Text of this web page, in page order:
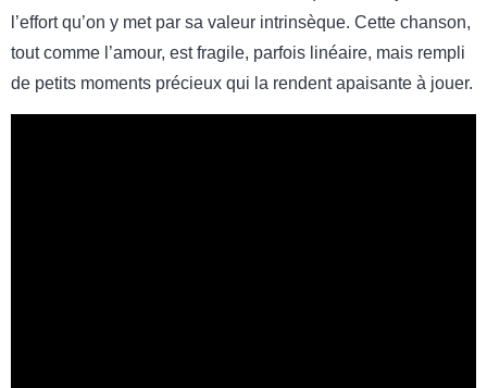
l’effort qu’on y met par sa valeur intrinsèque. Cette chanson,
tout comme l’amour, est fragile, parfois linéaire, mais rempli
de petits moments précieux qui la rendent apaisante à jouer.